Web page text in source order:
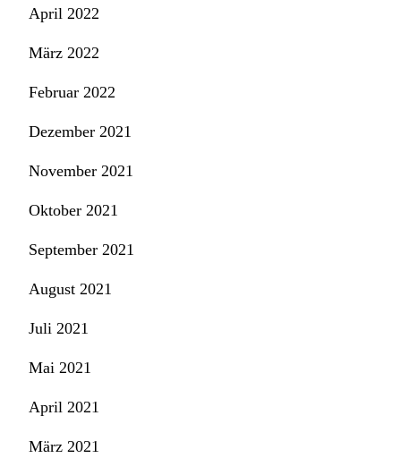
April 2022
März 2022
Februar 2022
Dezember 2021
November 2021
Oktober 2021
September 2021
August 2021
Juli 2021
Mai 2021
April 2021
März 2021